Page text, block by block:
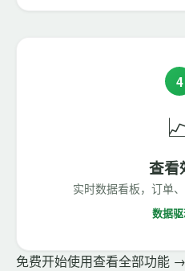
4
查看
实时数据看板，订单
数据
免费开始使用查看全部功能 →